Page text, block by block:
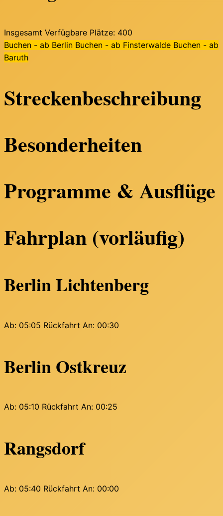
Insgesamt Verfügbare Plätze: 400
Buchen - ab Berlin Buchen - ab Finsterwalde Buchen - ab
Baruth
Streckenbeschreibung
Besonderheiten
Programme & Ausflüge
Fahrplan (vorläufig)
Berlin Lichtenberg
Ab: 05:05 Rückfahrt An: 00:30
Berlin Ostkreuz
Ab: 05:10 Rückfahrt An: 00:25
Rangsdorf
Ab: 05:40 Rückfahrt An: 00:00